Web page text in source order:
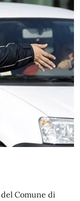
Comune di